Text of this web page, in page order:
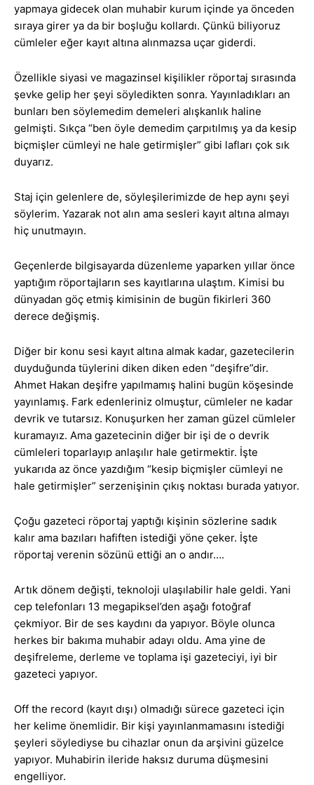
yapmaya gidecek olan muhabir kurum içinde ya önceden
sıraya girer ya da bir boşluğu kollardı. Çünkü biliyoruz
cümleler eğer kayıt altına alınmazsa uçar giderdi.
Özellikle siyasi ve magazinsel kişilikler röportaj sırasında
şevke gelip her şeyi söyledikten sonra. Yayınladıkları an
bunları ben söylemedim demeleri alışkanlık haline
gelmişti. Sıkça “ben öyle demedim çarpıtılmış ya da kesip
biçmişler cümleyi ne hale getirmişler” gibi lafları çok sık
duyarız.
Staj için gelenlere de, söyleşilerimizde de hep aynı şeyi
söylerim. Yazarak not alın ama sesleri kayıt altına almayı
hiç unutmayın.
Geçenlerde bilgisayarda düzenleme yaparken yıllar önce
yaptığım röportajların ses kayıtlarına ulaştım. Kimisi bu
dünyadan göç etmiş kimisinin de bugün fikirleri 360
derece değişmiş.
Diğer bir konu sesi kayıt altına almak kadar, gazetecilerin
duyduğunda tüylerini diken diken eden “deşifre”dir.
Ahmet Hakan deşifre yapılmamış halini bugün köşesinde
yayınlamış. Fark edenleriniz olmuştur, cümleler ne kadar
devrik ve tutarsız. Konuşurken her zaman güzel cümleler
kuramayız. Ama gazetecinin diğer bir işi de o devrik
cümleleri toparlayıp anlaşılır hale getirmektir. İşte
yukarıda az önce yazdığım “kesip biçmişler cümleyi ne
hale getirmişler” serzenişinin çıkış noktası burada yatıyor.
Çoğu gazeteci röportaj yaptığı kişinin sözlerine sadık
kalır ama bazıları hafiften istediği yöne çeker. İşte
röportaj verenin sözünü ettiği an o andır….
Artık dönem değişti, teknoloji ulaşılabilir hale geldi. Yani
cep telefonları 13 megapiksel’den aşağı fotoğraf
çekmiyor. Bir de ses kaydını da yapıyor. Böyle olunca
herkes bir bakıma muhabir adayı oldu. Ama yine de
deşifreleme, derleme ve toplama işi gazeteciyi, iyi bir
gazeteci yapıyor.
Off the record (kayıt dışı) olmadığı sürece gazeteci için
her kelime önemlidir. Bir kişi yayınlanmamasını istediği
şeyleri söylediyse bu cihazlar onun da arşivini güzelce
yapıyor. Muhabirin ileride haksız duruma düşmesini
engelliyor.